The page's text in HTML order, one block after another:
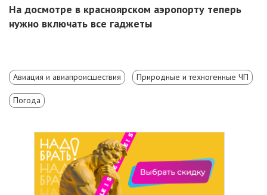
На досмотре в красноярском аэропорту теперь
нужно включать все гаджеты
Авиация и авиапроисшествия Природные и техногенные ЧП
Погода